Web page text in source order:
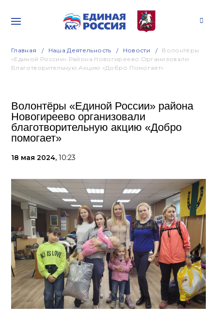
Главная Наша Деятельность Новости
Волонтёры
«Единой России» Района Новогиреево Организовали
Благотворительную Акцию «Добро Помогает»
Волонтёры «Единой России» района
Новогиреево организовали
благотворительную акцию «Добро
помогает»
18 мая 2024, 10:23